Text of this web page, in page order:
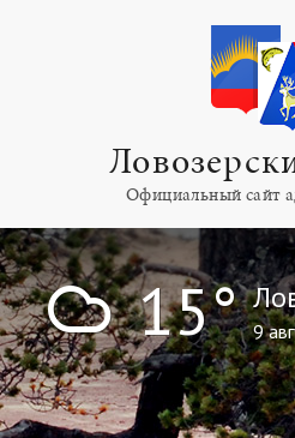
Официальный сайт
! 15° 9